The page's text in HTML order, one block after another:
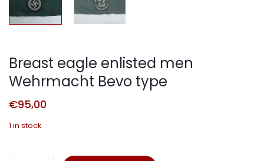
Breast eagle enlisted men
Wehrmacht Bevo type
€95,00
1 in stock